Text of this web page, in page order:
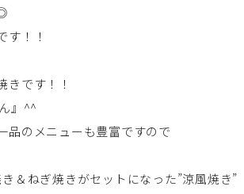
す！！
です！！
』^^
品のメニューも豊富ですので
＆ねぎ焼きがセットになった”涼風焼き”